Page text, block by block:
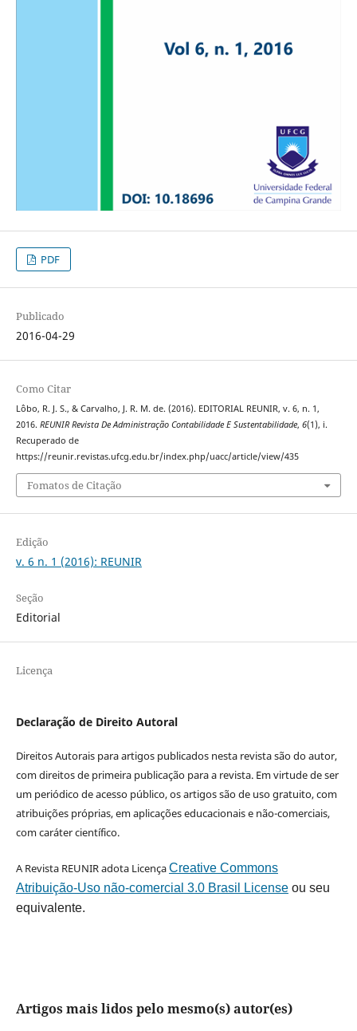
PDF
Publicado
2016-04-29
Como Citar
Lôbo, R. J. S., & Carvalho, J. R. M. de. (2016). EDITORIAL REUNIR, v. 6, n. 1,
2016. REUNIR Revista De Administração Contabilidade E Sustentabilidade, 6(1), i.
Recuperado de
https://reunir.revistas.ufcg.edu.br/index.php/uacc/article/view/435
Fomatos de Citação
Edição
v. 6 n. 1 (2016): REUNIR
Seção
Editorial
Licença
Declaração de Direito Autoral
Direitos Autorais para artigos publicados nesta revista são do autor,
com direitos de primeira publicação para a revista. Em virtude de ser
um periódico de acesso público, os artigos são de uso gratuito, com
atribuições próprias, em aplicações educacionais e não-comerciais,
com caráter científico.
A Revista REUNIR adota LicençaCreative Commons
Atribuição-Uso não-comercial 3.0 Brasil Licenseou seu
equivalente.
Artigos mais lidos pelo mesmo(s) autor(es)